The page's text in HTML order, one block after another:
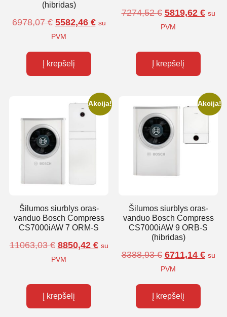
(hibridas)
6978,07€ 5582,46 € su
PVM
Į krepšelį
7274,52€ 5819,62 € su
PVM
Į krepšelį
Akcija!
Šilumos siurblys oras-
vanduo Bosch Compress
CS7000iAW 7 ORM-S
11063,03€ 8850,42 € su
PVM
Į krepšelį
Akcija!
Šilumos siurblys oras-
vanduo Bosch Compress
CS7000iAW 9 ORB-S
(hibridas)
8388,93€ 6711,14 € su
PVM
Į krepšelį